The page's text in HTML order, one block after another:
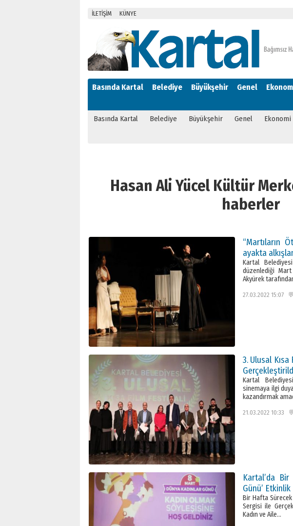
İLETİŞİM KÜNYE
Basında Kartal Belediye Büyükşehir Genel
Basında Kartal Belediye Büyükşehir Genel Ekonomi
Hasan Ali Yücel Kültür
haberler
“Martıların
ayakta
Kartal
düzenlediği
Akyürek
27.03.2022 15:07
3. Ulusal
Kartal
sinemaya ilgi
kazandırmak
21.03.2022 10:33
Kartal’da
Günü’
Bir Hafta Sürecek
Sergisi ile
Kadın ve Aile…